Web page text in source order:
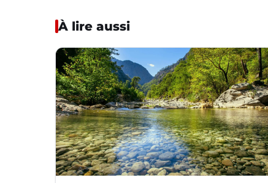
À lire aussi